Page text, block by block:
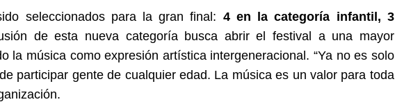
seleccionados para la gran final: 4 en la categoría infantil, 3
de esta nueva categoría busca abrir el festival a una mayor
la música como expresión artística intergeneracional. “Ya no es solo
participar gente de cualquier edad. La música es un valor para toda